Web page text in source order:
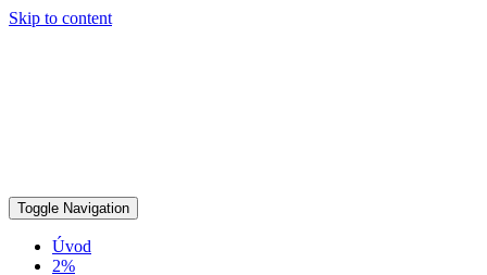
Skip to content
Toggle Navigation
Úvod
2%